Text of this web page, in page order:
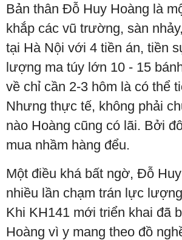
Bản thân Đỗ Huy Hoàng là
khắp các vũ trường, sàn
tại Hà Nội với 4 tiền án, tiền
lượng ma túy lớn 10 - 15
về chỉ cần 2-3 hôm là có thể
Nhưng thực tế, không phải
nào Hoàng cũng có lãi. Bởi
mua nhầm hàng đểu.
Một điều khá bất ngờ, Đỗ
nhiều lần chạm trán lực
Khi KH141 mới triển khai đã
Hoàng vì y mang theo đồ